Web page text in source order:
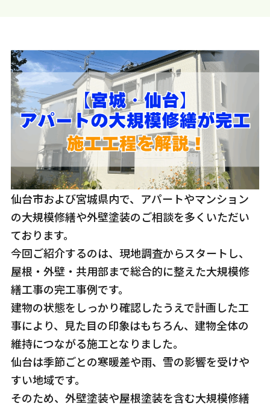
仙台市および宮城県内で、アパートやマンション
の大規模修繕や外壁塗装のご相談を多くいただい
ております。
今回ご紹介するのは、現地調査からスタートし、
屋根・外壁・共用部まで総合的に整えた大規模修
繕工事の完工事例です。
建物の状態をしっかり確認したうえで計画した工
事により、見た目の印象はもちろん、建物全体の
維持につながる施工となりました。
仙台は季節ごとの寒暖差や雨、雪の影響を受けや
すい地域です。
そのため、外壁塗装や屋根塗装を含む大規模修繕